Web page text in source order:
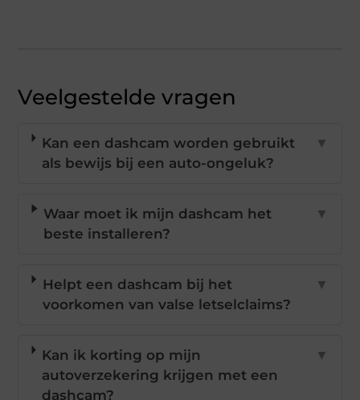
Veelgestelde vragen
Kan een dashcam worden gebruikt
als bewijs bij een auto-ongeluk?
▼
Waar moet ik mijn dashcam het
beste installeren?
▼
Helpt een dashcam bij het
voorkomen van valse letselclaims?
▼
Kan ik korting op mijn
autoverzekering krijgen met een
dashcam?
▼